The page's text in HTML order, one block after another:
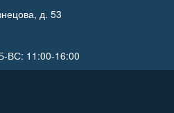
д. 53
ВС: 11:00-16:00